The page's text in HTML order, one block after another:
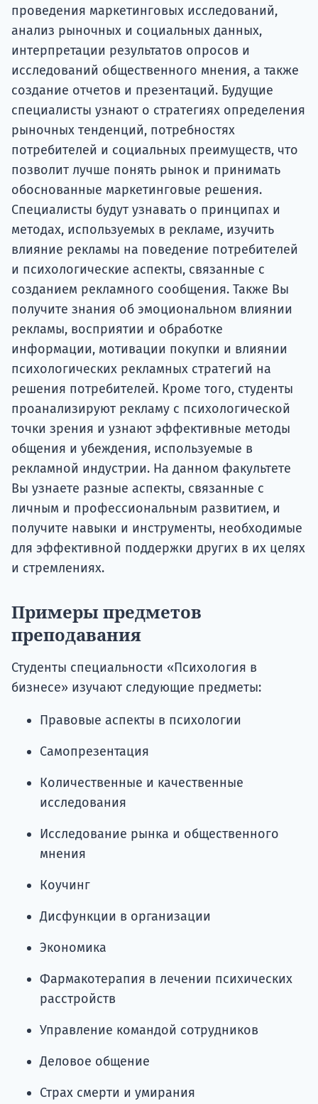
проведения маркетинговых исследований,
анализ рыночных и социальных данных,
интерпретации результатов опросов и
исследований общественного мнения, а также
создание отчетов и презентаций. Будущие
специалисты узнают о стратегиях определения
рыночных тенденций, потребностях
потребителей и социальных преимуществ, что
позволит лучше понять рынок и принимать
обоснованные маркетинговые решения.
Специалисты будут узнавать о принципах и
методах, используемых в рекламе, изучить
влияние рекламы на поведение потребителей
и психологические аспекты, связанные с
созданием рекламного сообщения. Также Вы
получите знания об эмоциональном влиянии
рекламы, восприятии и обработке
информации, мотивации покупки и влиянии
психологических рекламных стратегий на
решения потребителей. Кроме того, студенты
проанализируют рекламу с психологической
точки зрения и узнают эффективные методы
общения и убеждения, используемые в
рекламной индустрии. На данном факультете
Вы узнаете разные аспекты, связанные с
личным и профессиональным развитием, и
получите навыки и инструменты, необходимые
для эффективной поддержки других в их целях
и стремлениях.
Примеры предметов
преподавания
Студенты специальности «Психология в
бизнесе» изучают следующие предметы:
Правовые аспекты в психологии
Самопрезентация
Количественные и качественные
исследования
Исследование рынка и общественного
мнения
Коучинг
Дисфункции в организации
Экономика
Фармакотерапия в лечении психических
расстройств
Управление командой сотрудников
Деловое общение
Страх смерти и умирания